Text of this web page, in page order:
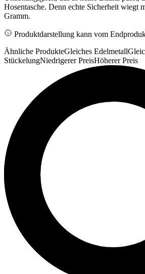
Hosentasche. Denn echte Sicherheit wiegt
Gramm.
Produktdarstellung kann vom
Ähnliche ProdukteGleiches Edelmetall
StückelungNiedrigerer PreisHöherer Preis